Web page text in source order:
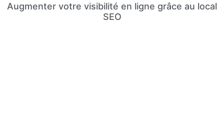
Augmenter votre visibilité en ligne grâce au local
SEO